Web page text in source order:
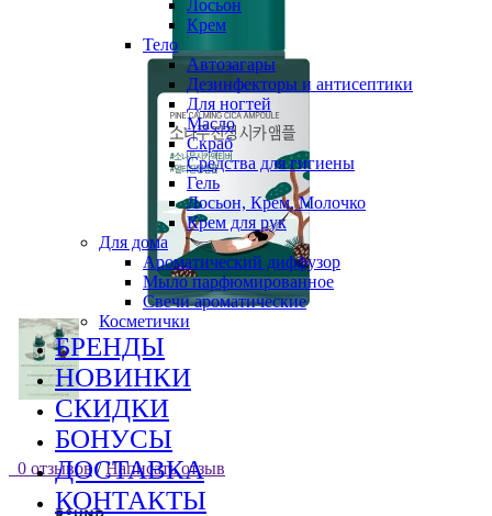
Лосьон
Крем
Тело
Автозагары
Дезинфекторы и антисептики
Для ногтей
Масло
Скраб
Средства для гигиены
Гель
Лосьон, Крем, Молочко
Крем для рук
Для дома
Ароматический диффузор
Мыло парфюмированное
Свечи ароматические
Косметички
БРЕНДЫ
НОВИНКИ
СКИДКИ
БОНУСЫ
ДОСТАВКА
КОНТАКТЫ
0 отзывов / Написать отзыв